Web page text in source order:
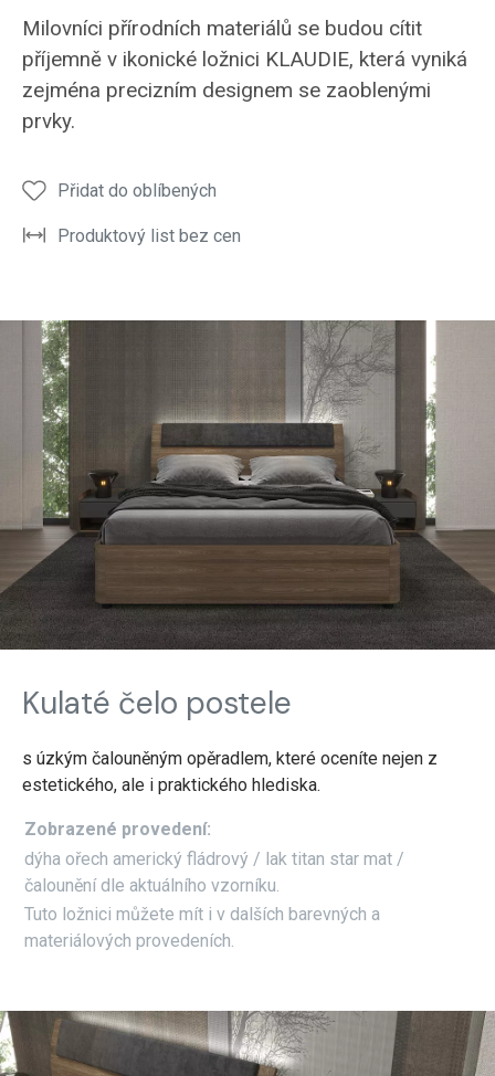
Ložnice
Klaudie
Ložnice
Klaudie
Ložnice
Klaudie
Ložnice
Klaudie
Milovníci přírodních materiálů se budou cítit
příjemně v ikonické ložnici KLAUDIE, která vyniká
zejména precizním designem se zaoblenými
prvky.
Přidat do oblíbených
Produktový list bez cen
Kulaté čelo postele
s úzkým čalouněným opěradlem, které oceníte nejen z
estetického, ale i praktického hlediska.
Zobrazené provedení:
dýha ořech americký fládrový / lak titan star mat /
čalounění dle aktuálního vzorníku.
Tuto ložnici můžete mít i v dalších barevných a
materiálových provedeních.